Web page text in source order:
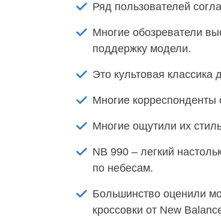
Ряд пользователей
Многие обозреватели
поддержку модели.
Это культовая классика
Многие корреспонденты
Многие ощутили их
NB 990 – легкий
по небесам.
Большинство оценили
кроссовки от New